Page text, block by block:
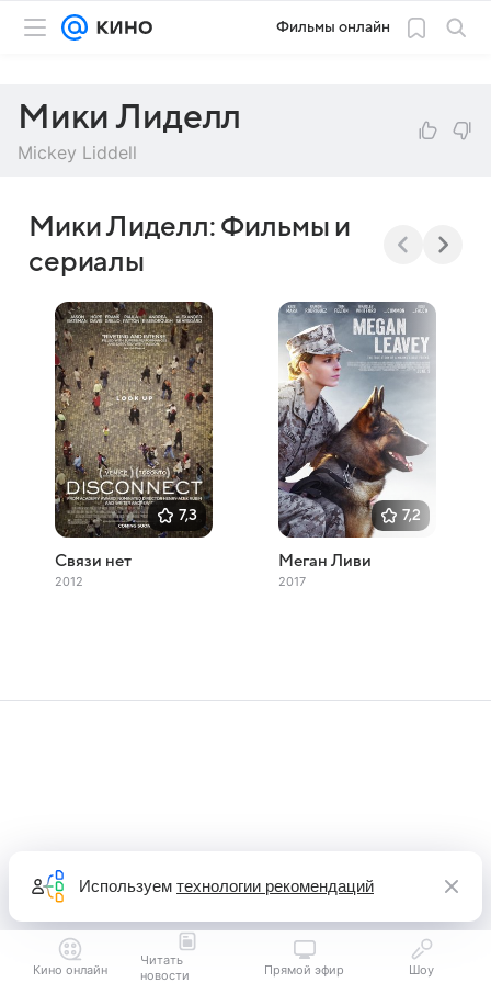
Фильмы онлайн
Мики Лиделл
Mickey Liddell
Мики Лиделл: Фильмы и
сериалы
7,3
Связи нет
2012
7,2
Меган Ливи
2017
Кино онлайн
Читать
новости
Прямой эфир Шоу
Используем технологии рекомендаций